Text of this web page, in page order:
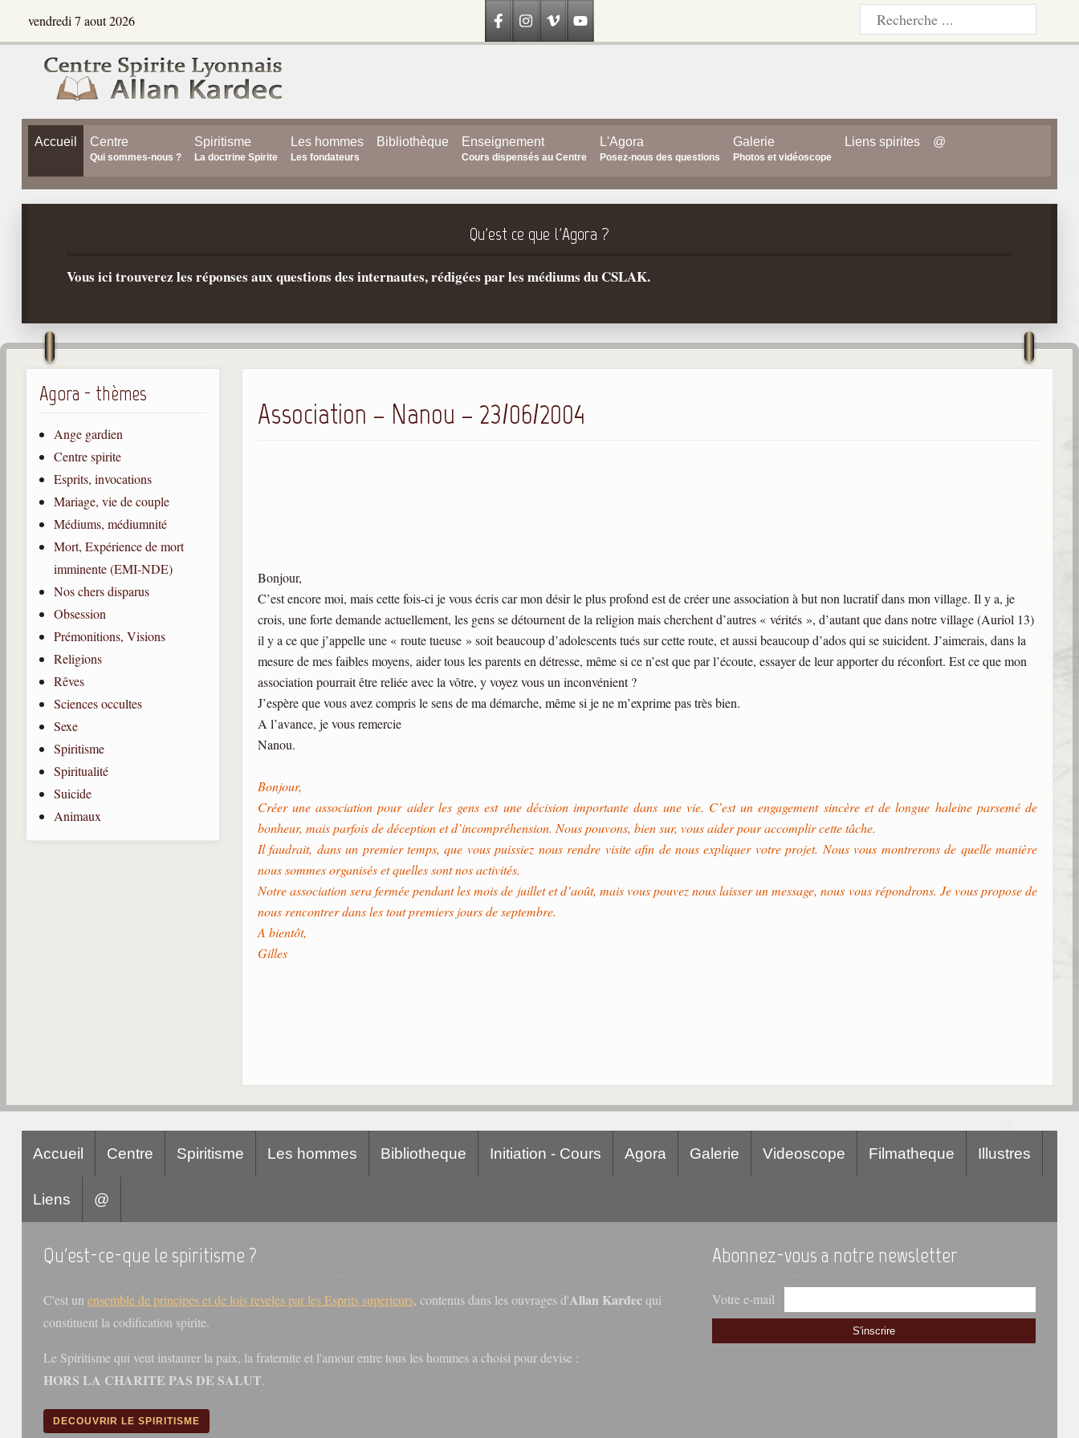
vendredi 7 aout 2026
Accueil Centre
Qui sommes-nous ?
Spiritisme
La doctrine Spirite
Les hommes
Les fondateurs
Bibliothèque Enseignement
Cours dispensés au Centre
L'Agora
Posez-nous des questions
Galerie
Photos et vidéoscope
Liens spirites @
Qu'est ce que l'Agora ?
Vous ici trouverez les réponses aux questions des internautes, rédigées par les médiums du CSLAK.
Agora - thèmes
Ange gardien
Centre spirite
Esprits, invocations
Mariage, vie de couple
Médiums, médiumnité
Mort, Expérience de mort
imminente (EMI-NDE)
Nos chers disparus
Obsession
Prémonitions, Visions
Religions
Rêves
Sciences occultes
Sexe
Spiritisme
Spiritualité
Suicide
Animaux
Association – Nanou – 23/06/2004
Bonjour,
C’est encore moi, mais cette fois-ci je vous écris car mon désir le plus profond est de créer une association à but non lucratif dans mon village. Il y a, je
crois, une forte demande actuellement, les gens se détournent de la religion mais cherchent d’autres « vérités », d’autant que dans notre village (Auriol 13)
il y a ce que j’appelle une « route tueuse » soit beaucoup d’adolescents tués sur cette route, et aussi beaucoup d’ados qui se suicident. J’aimerais, dans la
mesure de mes faibles moyens, aider tous les parents en détresse, même si ce n’est que par l’écoute, essayer de leur apporter du réconfort. Est ce que mon
association pourrait être reliée avec la vôtre, y voyez vous un inconvénient ?
J’espère que vous avez compris le sens de ma démarche, même si je ne m’exprime pas très bien.
A l’avance, je vous remercie
Nanou.
Bonjour,
Créer une association pour aider les gens est une décision importante dans une vie. C’est un engagement sincère et de longue haleine parsemé de
bonheur, mais parfois de déception et d’incompréhension. Nous pouvons, bien sur, vous aider pour accomplir cette tâche.
Il faudrait, dans un premier temps, que vous puissiez nous rendre visite afin de nous expliquer votre projet. Nous vous montrerons de quelle manière
nous sommes organisés et quelles sont nos activités.
Notre association sera fermée pendant les mois de juillet et d’août, mais vous pouvez nous laisser un message, nous vous répondrons. Je vous propose de
nous rencontrer dans les tout premiers jours de septembre.
A bientôt,
Gilles
Accueil Centre Spiritisme Les hommes Bibliotheque Initiation - Cours Agora Galerie Videoscope Filmatheque Illustres
Liens @
Qu'est-ce-que le spiritisme ?
C'est un ensemble de principes et de lois reveles par les Esprits superieurs, contenus dans les ouvrages d'Allan Kardecqui
constituent la codification spirite.
Le Spiritisme qui veut instaurer la paix, la fraternite et l'amour entre tous les hommes a choisi pour devise :
HORS LA CHARITE PAS DE SALUT.
DECOUVRIR LE SPIRITISME
Abonnez-vous a notre newsletter
Votre e-mail
S'inscrire